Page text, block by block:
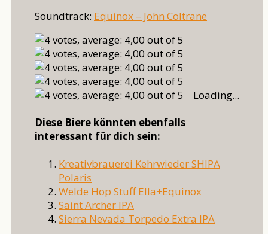
Soundtrack: Equinox – John Coltrane
Loading...
Diese Biere könnten ebenfalls
interessant für dich sein:
Kreativbrauerei Kehrwieder SHIPA
Polaris
Welde Hop Stuff Ella+Equinox
Saint Archer IPA
Sierra Nevada Torpedo Extra IPA